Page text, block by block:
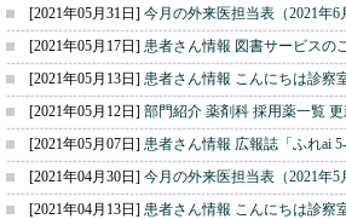
[2021年05月31日] 今月の外来医担当表（2021年6
[2021年05月17日] 患者さん情報 図書サービスの
[2021年05月13日] 患者さん情報 こんにちは診察
[2021年05月12日] 部門紹介 薬剤科 採用薬一覧
[2021年05月07日] 患者さん情報 広報誌「ふれai
[2021年04月30日] 今月の外来医担当表（2021年5
[2021年04月13日] 患者さん情報 こんにちは診察